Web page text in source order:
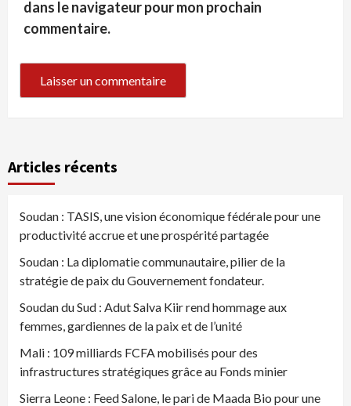
dans le navigateur pour mon prochain
commentaire.
Articles récents
Soudan : TASIS, une vision économique fédérale pour une
productivité accrue et une prospérité partagée
Soudan : La diplomatie communautaire, pilier de la
stratégie de paix du Gouvernement fondateur.
Soudan du Sud : Adut Salva Kiir rend hommage aux
femmes, gardiennes de la paix et de l’unité
Mali : 109 milliards FCFA mobilisés pour des
infrastructures stratégiques grâce au Fonds minier
Sierra Leone : Feed Salone, le pari de Maada Bio pour une